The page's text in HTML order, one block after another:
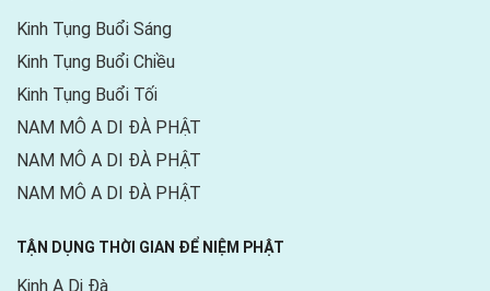
Kinh Tụng Buổi Sáng
Kinh Tụng Buổi Chiều
Kinh Tụng Buổi Tối
NAM MÔ A DI ĐÀ PHẬT
NAM MÔ A DI ĐÀ PHẬT
NAM MÔ A DI ĐÀ PHẬT
TẬN DỤNG THỜI GIAN ĐỂ NIỆM PHẬT
Kinh A Di Đà